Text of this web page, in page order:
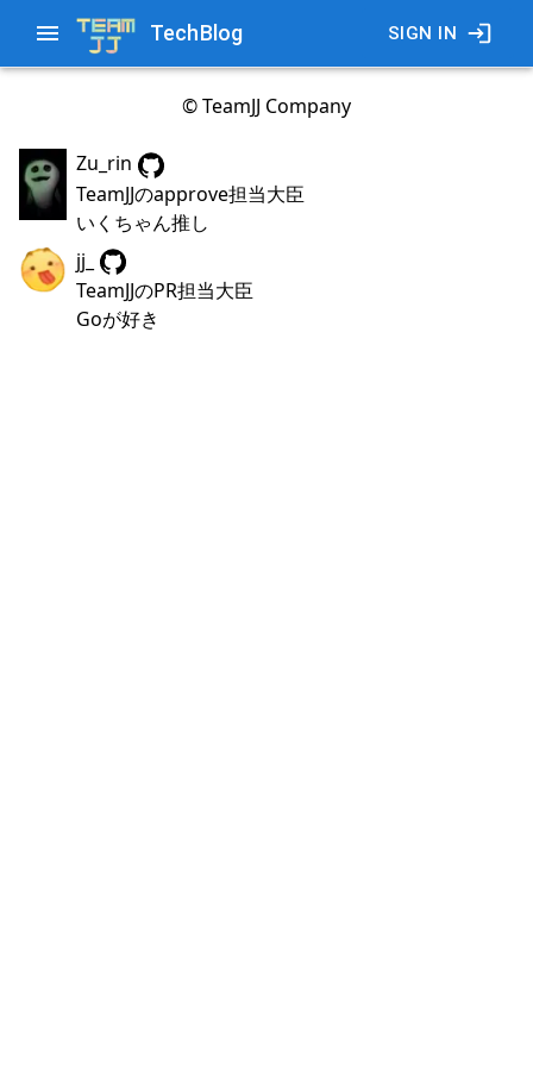
TechBlog SIGN IN
© TeamJJ Company
Zu_rin
TeamJJのapprove担当大臣
いくちゃん推し
jj_
TeamJJのPR担当大臣
Goが好き